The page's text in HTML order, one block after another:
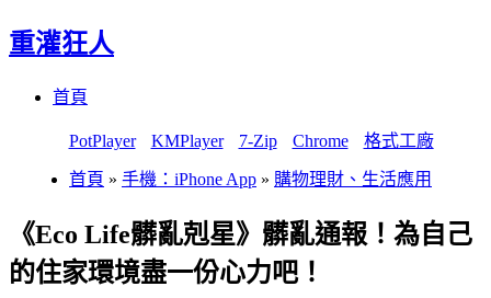
重灌狂人
首頁
PotPlayer KMPlayer 7-Zip Chrome 格式工廠
首頁 » 手機：iPhone App » 購物理財、生活應用
《Eco Life髒亂剋星》髒亂通報！為自己
的住家環境盡一份心力吧！